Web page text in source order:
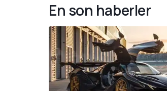
En son haberler